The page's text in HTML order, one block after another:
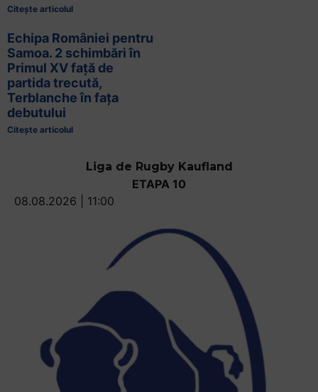
Citește articolul
Echipa României pentru
Samoa. 2 schimbări în
Primul XV față de
partida trecută,
Terblanche în fața
debutului
Citește articolul
Liga de Rugby Kaufland
ETAPA 10
08.08.2026 | 11:00